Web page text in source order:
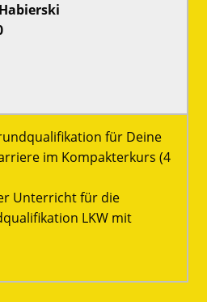
für Deine
im Kompakterkurs (4
Unterricht für die
LKW mit